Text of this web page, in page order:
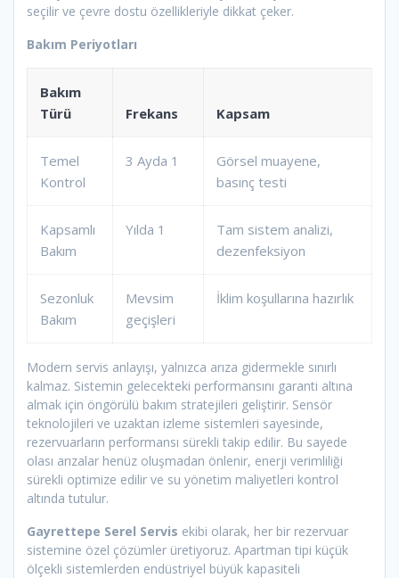
seçilir ve çevre dostu özellikleriyle dikkat çeker.
Bakım Periyotları
Bakım
Türü
Frekans Kapsam
Temel
Kontrol
3 Ayda 1
Görsel muayene,
basınç testi
Kapsamlı
Bakım
Yılda 1
Tam sistem analizi,
dezenfeksiyon
Sezonluk
Bakım
Mevsim
geçişleri
İklim koşullarına hazırlık
Modern servis anlayışı, yalnızca arıza gidermekle sınırlı
kalmaz. Sistemin gelecekteki performansını garanti altına
almak için öngörülü bakım stratejileri geliştirir. Sensör
teknolojileri ve uzaktan izleme sistemleri sayesinde,
rezervuarların performansı sürekli takip edilir. Bu sayede
olası arızalar henüz oluşmadan önlenir, enerji verimliliği
sürekli optimize edilir ve su yönetim maliyetleri kontrol
altında tutulur.
Gayrettepe Serel Servis ekibi olarak, her bir rezervuar
sistemine özel çözümler üretiyoruz. Apartman tipi küçük
ölçekli sistemlerden endüstriyel büyük kapasiteli